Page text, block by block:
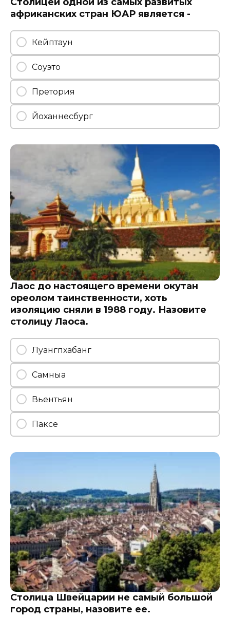
африканских стран ЮАР является -
Кейптаун
Соуэто
Претория
Йоханнесбург
Лаос до настоящего времени окутан
ореолом таинственности, хоть
изоляцию сняли в 1988 году. Назовите
столицу Лаоса.
Луангпхабанг
Самныа
Вьентьян
Паксе
Столица Швейцарии не самый большой
город страны, назовите ее.